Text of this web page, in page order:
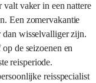
vaker in een nattere
Een zomervakantie
dan wisselvalliger zijn.
de seizoenen en
reisperiode.
reisspecialist